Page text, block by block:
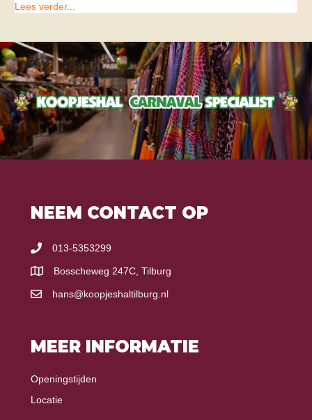
Lees verder...
NEEM CONTACT OP
013-5353299
Bosscheweg 247C, Tilburg
hans@koopjeshaltilburg.nl
MEER INFORMATIE
Openingstijden
Locatie